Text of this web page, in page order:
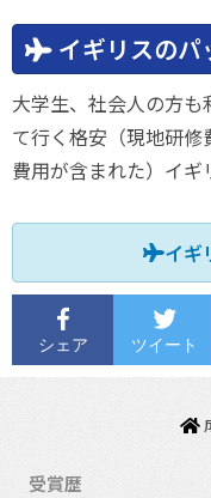
イギリスのパ
大学生、社会人の方
て行く格安（現地研
費用が含まれた）イギ
イギ
シェア ツイート
受賞歴